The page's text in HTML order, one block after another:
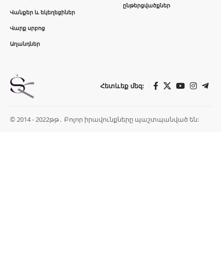
Վանքեր և եկեղեցիներ
Վարք սրբոց
Աղանդներ
ընթերցվածքներ
Հետևեք մեզ:
© 2014 - 2022թթ․ Բոլոր իրավունքները պաշտպանված են: